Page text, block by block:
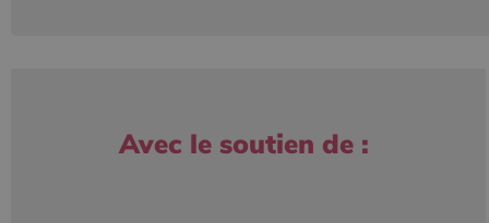
Avec le soutien de :